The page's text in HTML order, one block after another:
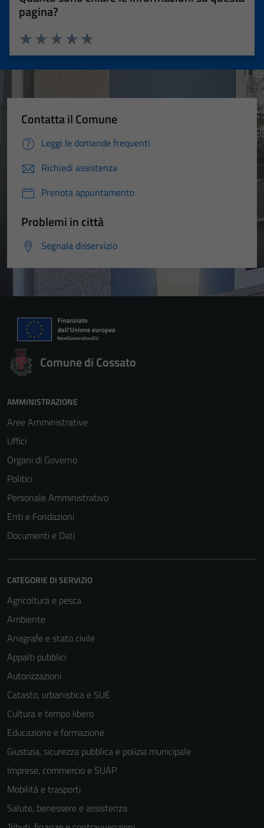
pagina?
Valuta 5 stelle su 5
Valuta 4 stelle su 5
Valuta 3 stelle su 5
Valuta 2 stelle su 5
Valuta 1 stelle su 5
Contatta il Comune
Leggi le domande frequenti
Richiedi assistenza
Prenota appuntamento
Problemi in città
Segnala disservizio
Comune di Cossato
AMMINISTRAZIONE
Aree Amministrative
Uffici
Organi di Governo
Politici
Personale Amministrativo
Enti e Fondazioni
Documenti e Dati
CATEGORIE DI SERVIZIO
Agricoltura e pesca
Ambiente
Anagrafe e stato civile
Appalti pubblici
Autorizzazioni
Catasto, urbanistica e SUE
Cultura e tempo libero
Educazione e formazione
Giustizia, sicurezza pubblica e polizia municipale
Imprese, commercio e SUAP
Mobilità e trasporti
Salute, benessere e assistenza